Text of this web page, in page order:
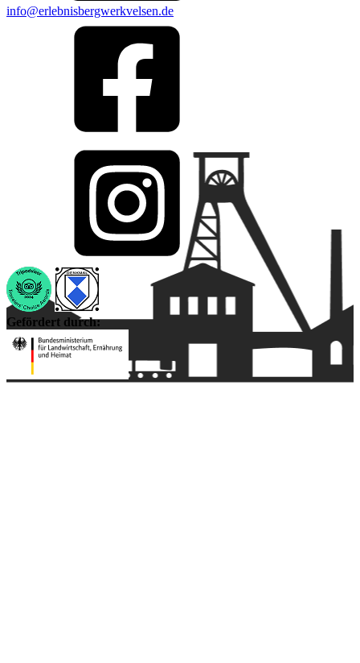
info@erlebnisbergwerkvelsen.de
Gefördert durch: